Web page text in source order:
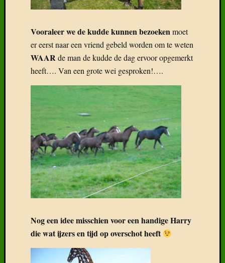
Vooraleer we de kudde kunnen bezoekenmoet
er eerst naar een vriend gebeld worden om te weten
WAARde man de kudde de dag ervoor opgemerkt
heeft…. Van een grote wei gesproken!….
Nog een idee misschien voor een handige Harry
die wat ijzers en tijd op overschot heeft